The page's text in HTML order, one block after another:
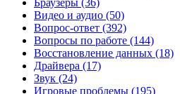
Браузеры (36)
Видео и аудио (50)
Вопрос-ответ (392)
Вопросы по работе (144)
Восстановление данных (18)
Драйвера (17)
Звук (24)
Игровые проблемы (195)